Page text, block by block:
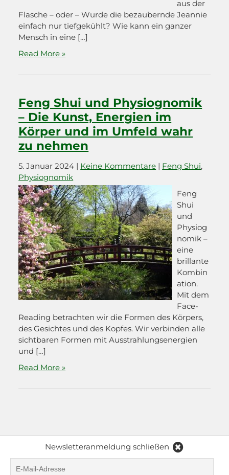
aus der
Flasche – oder – Wurde die bezaubernde Jeannie
einfach nur tiefgekühlt? Wie kann ein ganzer
Mensch in eine […]
Read More »
Feng Shui und Physiognomik
– Die Kunst, Energien im
Körper und im Umfeld wahr
zu nehmen
5. Januar 2024 | Keine Kommentare | Feng Shui,
Physiognomik
Feng
Shui
und
Physiog
nomik –
eine
brillante
Kombin
ation.
Mit dem
Face-
Reading betrachten wir die Formen des Körpers,
des Gesichtes und des Kopfes. Wir verbinden alle
sichtbaren Formen mit Ausstrahlungsenergien
und […]
Read More »